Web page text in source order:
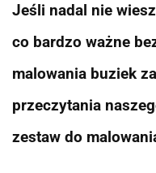
Jeśli nadal nie
co bardzo ważne
malowania buziek
przeczytania
zestaw do